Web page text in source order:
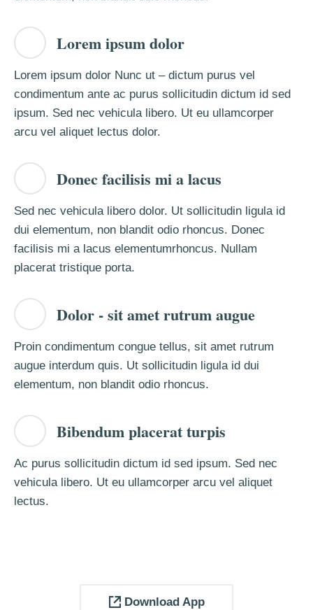
Lorem ipsum dolor
Lorem ipsum dolor Nunc ut – dictum purus vel
condimentum ante ac purus sollicitudin dictum id sed
ipsum. Sed nec vehicula libero. Ut eu ullamcorper
arcu vel aliquet lectus dolor.
Donec facilisis mi a lacus
Sed nec vehicula libero dolor. Ut sollicitudin ligula id
dui elementum, non blandit odio rhoncus. Donec
facilisis mi a lacus elementumrhoncus. Nullam
placerat tristique porta.
Dolor - sit amet rutrum augue
Proin condimentum congue tellus, sit amet rutrum
augue interdum quis. Ut sollicitudin ligula id dui
elementum, non blandit odio rhoncus.
Bibendum placerat turpis
Ac purus sollicitudin dictum id sed ipsum. Sed nec
vehicula libero. Ut eu ullamcorper arcu vel aliquet
lectus.
Download App